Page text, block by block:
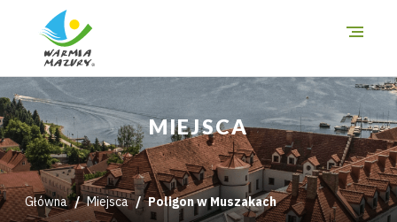
O szlakach
Miejsca
Trasy
i wycieczki
MIEJSCA
Główna Miejsca Poligon w Muszakach